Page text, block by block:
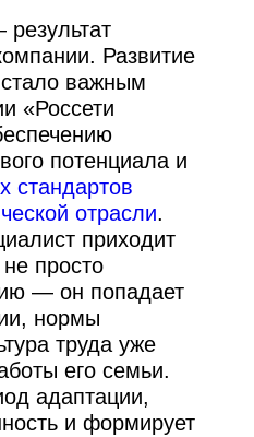
Развитие
важным
«Россети
потенциала и
стандартов
отрасли.
приходит
просто
— он попадает
нормы
труда уже
его семьи.
адаптации,
и формирует